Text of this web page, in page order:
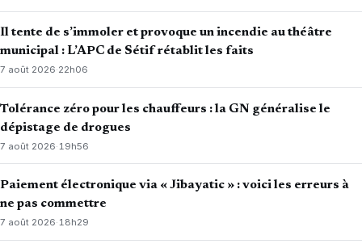
Il tente de s’immoler et provoque un incendie au théâtre
municipal : L’APC de Sétif rétablit les faits
7 août 2026·22h06
Tolérance zéro pour les chauffeurs : la GN généralise le
dépistage de drogues
7 août 2026· 19h56
Paiement électronique via « Jibayatic » : voici les erreurs à
ne pas commettre
7 août 2026·18h29